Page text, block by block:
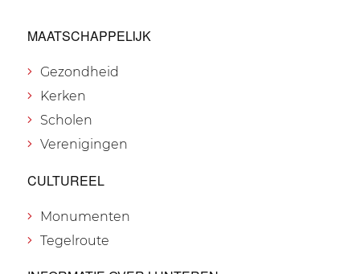
MAATSCHAPPELIJK
Gezondheid
Kerken
Scholen
Verenigingen
CULTUREEL
Monumenten
Tegelroute